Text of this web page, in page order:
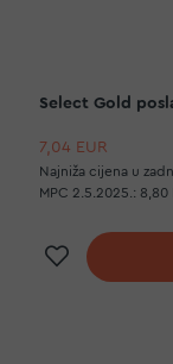
Select Gold
7,04 EUR
Najniža cijena u
MPC 2.5.2025.: 8,80
Dodaj